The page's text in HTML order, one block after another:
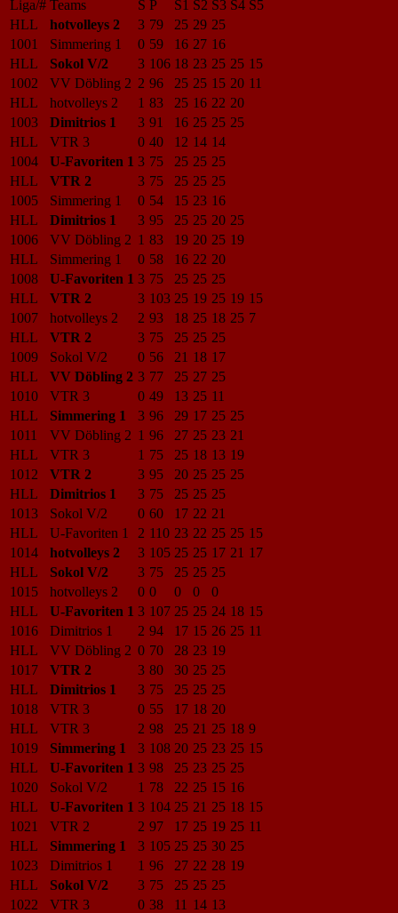
Liga/# Teams S P S1 S2 S3 S4 S5
HLL
hotvolleys 2 3 79 25 29 25
1001
Simmering 1 0 59 16 27 16
HLL
Sokol V/2 3 106 18 23 25 25 15
1002
VV Döbling 2 2 96 25 25 15 20 11
HLL
hotvolleys 2 1 83 25 16 22 20
1003
Dimitrios 1 3 91 16 25 25 25
HLL
VTR 3 0 40 12 14 14
1004
U-Favoriten 1 3 75 25 25 25
HLL
VTR 2 3 75 25 25 25
1005
Simmering 1 0 54 15 23 16
HLL
Dimitrios 1 3 95 25 25 20 25
1006
VV Döbling 2 1 83 19 20 25 19
HLL
Simmering 1 0 58 16 22 20
1008
U-Favoriten 1 3 75 25 25 25
HLL
VTR 2 3 103 25 19 25 19 15
1007
hotvolleys 2 2 93 18 25 18 25 7
HLL
VTR 2 3 75 25 25 25
1009
Sokol V/2 0 56 21 18 17
HLL
VV Döbling 2 3 77 25 27 25
1010
VTR 3 0 49 13 25 11
HLL
Simmering 1 3 96 29 17 25 25
1011
VV Döbling 2 1 96 27 25 23 21
HLL
VTR 3 1 75 25 18 13 19
1012
VTR 2 3 95 20 25 25 25
HLL
Dimitrios 1 3 75 25 25 25
1013
Sokol V/2 0 60 17 22 21
HLL
U-Favoriten 1 2 110 23 22 25 25 15
1014
hotvolleys 2 3 105 25 25 17 21 17
HLL
Sokol V/2 3 75 25 25 25
1015
hotvolleys 2 0 0 0 0
0
HLL
U-Favoriten 1 3 107 25 25 24 18 15
1016
Dimitrios 1 2 94 17 15 26 25 11
HLL
VV Döbling 2 0 70 28 23 19
1017
VTR 2 3 80 30 25 25
HLL
Dimitrios 1 3 75 25 25 25
1018
VTR 3 0 55 17 18 20
HLL
VTR 3 2 98 25 21 25 18 9
1019
Simmering 1 3 108 20 25 23 25 15
HLL
U-Favoriten 1 3 98 25 23 25 25
1020
Sokol V/2 1 78 22 25 15 16
HLL
U-Favoriten 1 3 104 25 21 25 18 15
1021
VTR 2 2 97 17 25 19 25 11
HLL
Simmering 1 3 105 25 25 30 25
1023
Dimitrios 1 1 96 27 22 28 19
HLL
Sokol V/2 3 75 25 25 25
1022
VTR 3 0 38 11 14 13